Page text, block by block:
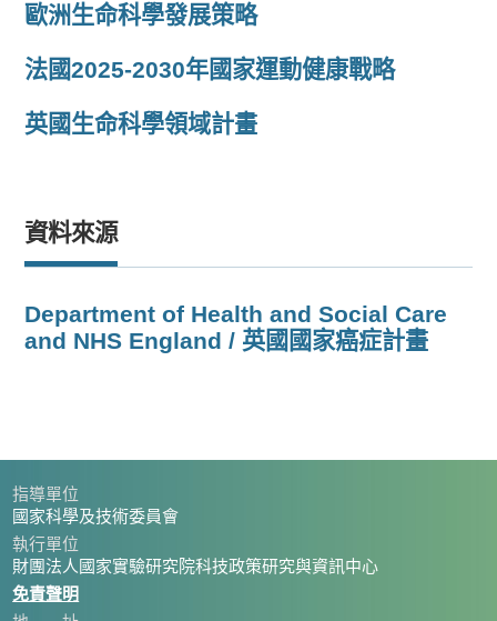
歐洲生命科學發展策略
法國2025-2030年國家運動健康戰略
英國生命科學領域計畫
資料來源
Department of Health and Social Care
and NHS England / 英國國家癌症計畫
指導單位
國家科學及技術委員會
執行單位
財團法人國家實驗研究院科技政策研究與資訊中心
免責聲明